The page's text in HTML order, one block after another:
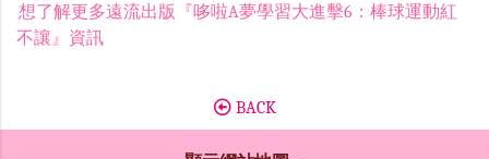
想了解更多遠流出版『哆啦A夢學習大進擊6：棒球運動紅
不讓』資訊
BACK